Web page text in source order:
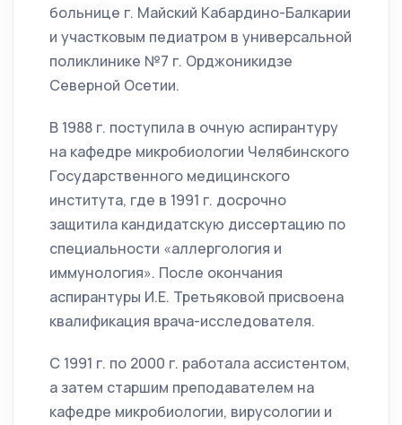
больнице г. Майский Кабардино-Балкарии
и участковым педиатром в универсальной
поликлинике №7 г. Орджоникидзе
Северной Осетии.
В 1988 г. поступила в очную аспирантуру
на кафедре микробиологии Челябинского
Государственного медицинского
института, где в 1991 г. досрочно
защитила кандидатскую диссертацию по
специальности «аллергология и
иммунология». После окончания
аспирантуры И.Е. Третьяковой присвоена
квалификация врача-исследователя.
С 1991 г. по 2000 г. работала ассистентом,
а затем старшим преподавателем на
кафедре микробиологии, вирусологии и